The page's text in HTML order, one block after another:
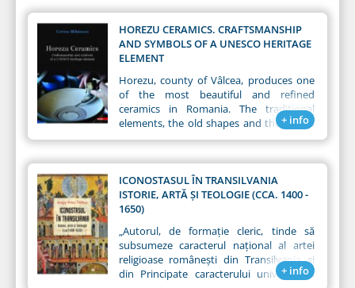
HOREZU CERAMICS. CRAFTSMANSHIP
AND SYMBOLS OF A UNESCO HERITAGE
ELEMENT
Horezu, county of Vâlcea, produces one
of the most beautiful and refined
ceramics in Romania. The traditional
elements, the old shapes and the motifs
preserved over the years, with the help
techniques, convert the ceramics here
into objects of art and civilization. Since
December 2012, the traditional Horezu
ceramics, along with the techniques
UNESCO Representative List of the
Intangible Cultural Heritage Elements of
Humanity.
+ info
ICONOSTASUL ÎN TRANSILVANIA
ISTORIE, ARTĂ ȘI TEOLOGIE (CCA. 1400 -
1650)
„Autorul, de formație cleric, tinde să
subsumeze caracterul național al artei
religioase românești din Transilvania și
din Principate caracterului universal al
+ info